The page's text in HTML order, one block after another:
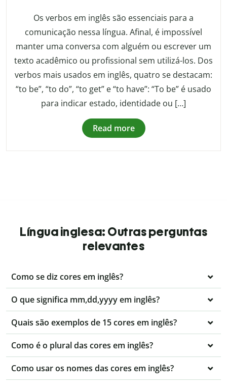
Os verbos em inglês são essenciais para a
comunicação nessa língua. Afinal, é impossível
manter uma conversa com alguém ou escrever um
texto acadêmico ou profissional sem utilizá-los. Dos
verbos mais usados em inglês, quatro se destacam:
“to be”, “to do”, “to get” e “to have”: “To be” é usado
para indicar estado, identidade ou […]
Read more
Língua inglesa: Outras perguntas
relevantes
Como se diz cores em inglês?
O que significa mm,dd,yyyy em inglês?
Quais são exemplos de 15 cores em inglês?
Como é o plural das cores em inglês?
Como usar os nomes das cores em inglês?